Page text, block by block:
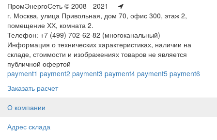
ПромЭнергоСеть © 2008 - 2021
г. Москва, улица Привольная, дом 70, офис 300, этаж 2,
помещение ХХ, комната 2.
Телефон: +7 (499) 702-62-82 (многоканальный)
Информация о технических характеристиках, наличии на
складе, стоимости и изображениях товаров не является
публичной офертой
payment1 payment2 payment3 payment4 payment5 payment6
Заказать расчет
О компании
Адрес склада